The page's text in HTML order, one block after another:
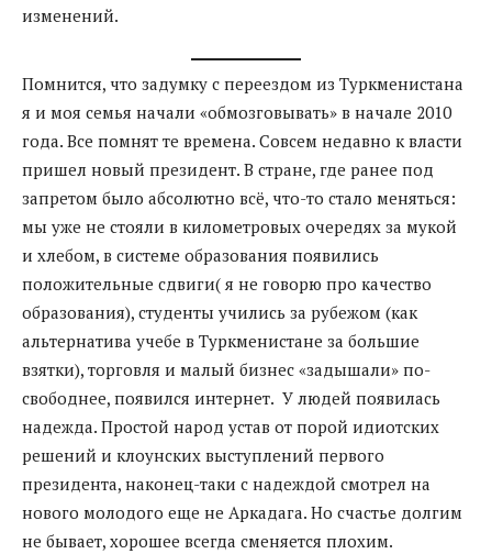
изменений.
Помнится, что задумку с переездом из Туркменистана
я и моя семья начали «обмозговывать» в начале 2010
года. Все помнят те времена. Совсем недавно к власти
пришел новый президент. В стране, где ранее под
запретом было абсолютно всё, что-то стало меняться:
мы уже не стояли в километровых очередях за мукой
и хлебом, в системе образования появились
положительные сдвиги( я не говорю про качество
образования), студенты учились за рубежом (как
альтернатива учебе в Туркменистане за большие
взятки), торговля и малый бизнес «задышали» по-
свободнее, появился интернет. У людей появилась
надежда. Простой народ устав от порой идиотских
решений и клоунских выступлений первого
президента, наконец-таки с надеждой смотрел на
нового молодого еще не Аркадага. Но счастье долгим
не бывает, хорошее всегда сменяется плохим.